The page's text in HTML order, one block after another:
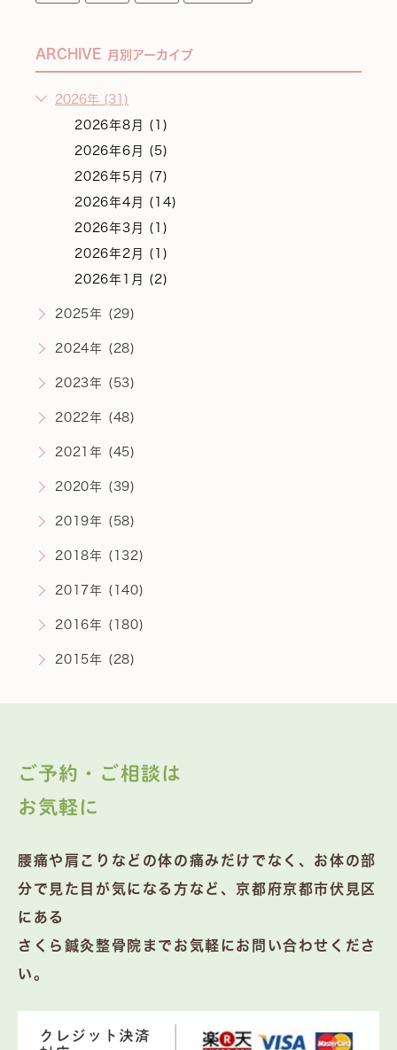
ARCHIVE 月別アーカイブ
2026年 (31)
2026年8月 (1)
2026年6月 (5)
2026年5月 (7)
2026年4月 (14)
2026年3月 (1)
2026年2月 (1)
2026年1月 (2)
2025年 (29)
2024年 (28)
2023年 (53)
2022年 (48)
2021年 (45)
2020年 (39)
2019年 (58)
2018年 (132)
2017年 (140)
2016年 (180)
2015年 (28)
ご予約・ご相談は
お気軽に
腰痛や肩こりなどの体の痛みだけでなく、お体の部
分で見た目が気になる方など、京都府京都市伏見区
にある
さくら鍼灸整骨院までお気軽にお問い合わせくださ
い。